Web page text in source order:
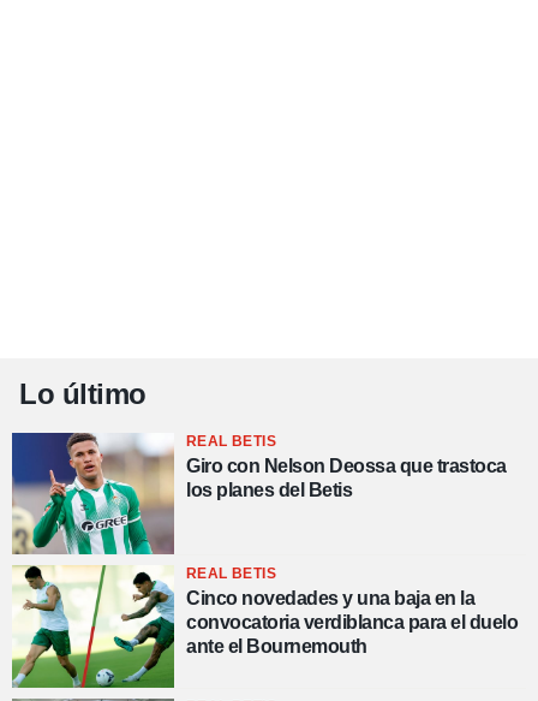
Lo último
REAL BETIS
Giro con Nelson Deossa que trastoca
los planes del Betis
REAL BETIS
Cinco novedades y una baja en la
convocatoria verdiblanca para el duelo
ante el Bournemouth